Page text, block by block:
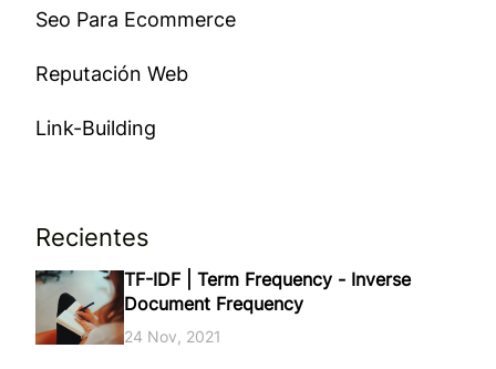
Seo Para Ecommerce
Reputación Web
Link-Building
Recientes
TF-IDF | Term Frequency - Inverse
Document Frequency
24 Nov, 2021